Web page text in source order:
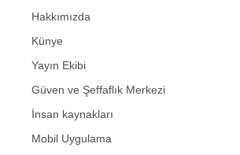
Hakkımızda
Künye
Yayın Ekibi
Güven ve Şeffaflık Merkezi
İnsan kaynakları
Mobil Uygulama